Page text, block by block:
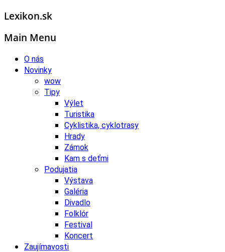
Lexikon.sk
Main Menu
O nás
Novinky
wow
Tipy
Výlet
Turistika
Cyklistika, cyklotrasy
Hrady
Zámok
Kam s deťmi
Podujatia
Výstava
Galéria
Divadlo
Folklór
Festival
Koncert
Zaujímavosti